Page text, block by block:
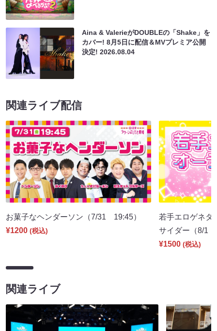
Aina & ValerieがDOUBLEの「Shake」を
カバー! 8月5日に配信＆MVプレミア公開
決定!2026.08.04
関連ライブ配信
お菓子なヘンダーソン（7/31 19:45）
¥1200 (税込)
若手エロゲネタ
サイダー（8/1
¥1500 (税込)
関連ライブ